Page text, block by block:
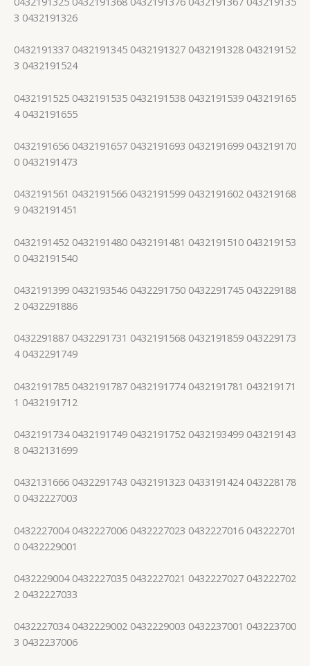
3 0432191326
0432191337 0432191345 0432191327 0432191328 043219152
3 0432191524
0432191525 0432191535 0432191538 0432191539 043219165
4 0432191655
0432191656 0432191657 0432191693 0432191699 043219170
0 0432191473
0432191561 0432191566 0432191599 0432191602 043219168
9 0432191451
0432191452 0432191480 0432191481 0432191510 043219153
0 0432191540
0432191399 0432193546 0432291750 0432291745 043229188
2 0432291886
0432291887 0432291731 0432191568 0432191859 043229173
4 0432291749
0432191785 0432191787 0432191774 0432191781 043219171
1 0432191712
0432191734 0432191749 0432191752 0432193499 043219143
8 0432131699
0432131666 0432291743 0432191323 0433191424 043228178
0 0432227003
0432227004 0432227006 0432227023 0432227016 043222701
0 0432229001
0432229004 0432227035 0432227021 0432227027 043222702
2 0432227033
0432227034 0432229002 0432229003 0432237001 043223700
3 0432237006